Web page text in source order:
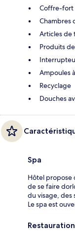
Coffre-fort
Chambres
Articles de
Produits
Ampoules
Recyclage
Douches
Spa
Hôtel propose
de se faire
du visage, des
Le spa est
Restauration